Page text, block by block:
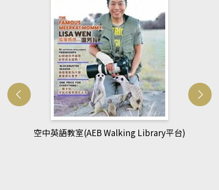
網管人(kono平台)